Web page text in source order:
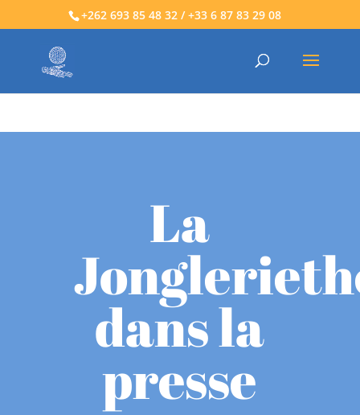
+262 693 85 48 32 / +33 6 87 83 29 08
La
dans la
presse